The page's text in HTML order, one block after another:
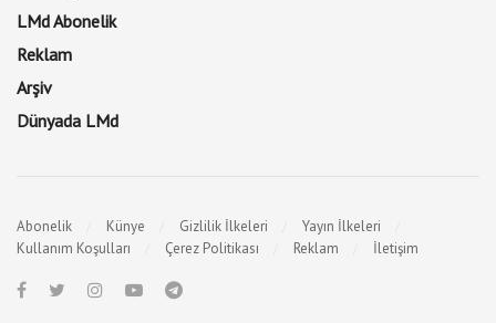
LMd Abonelik
Reklam
Arşiv
Dünyada LMd
Abonelik Künye Gizlilik İlkeleri
Yayın İlkeleri
Kullanım Koşulları
Çerez Politikası Reklam İletişim